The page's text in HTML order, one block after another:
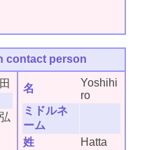
contact person
名
Yoshihi
ro
ミドルネ
ーム
姓
Hatta